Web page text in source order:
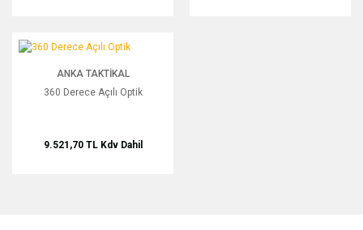
360 Derece Açılı Optik
ANKA TAKTIKAL
360 Derece Açılı Optik
9.521,70 TL Kdv Dahil